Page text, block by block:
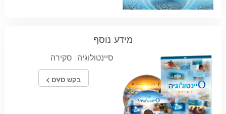
מידע נוסף
סיינטולוגיה: סקירה
בקש DVD